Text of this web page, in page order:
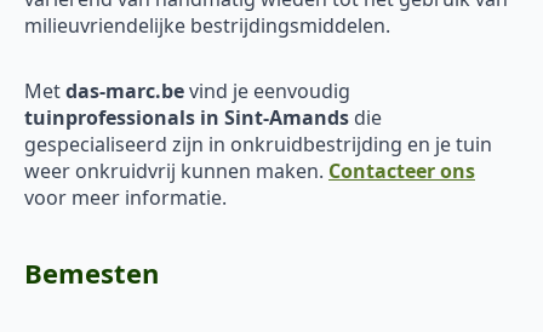
milieuvriendelijke bestrijdingsmiddelen.
Metdas-marc.bevind je eenvoudig
tuinprofessionals in Sint-Amands die
gespecialiseerd zijn in onkruidbestrijding en je tuin
weer onkruidvrij kunnen maken. Contacteer ons
voor meer informatie.
Bemesten